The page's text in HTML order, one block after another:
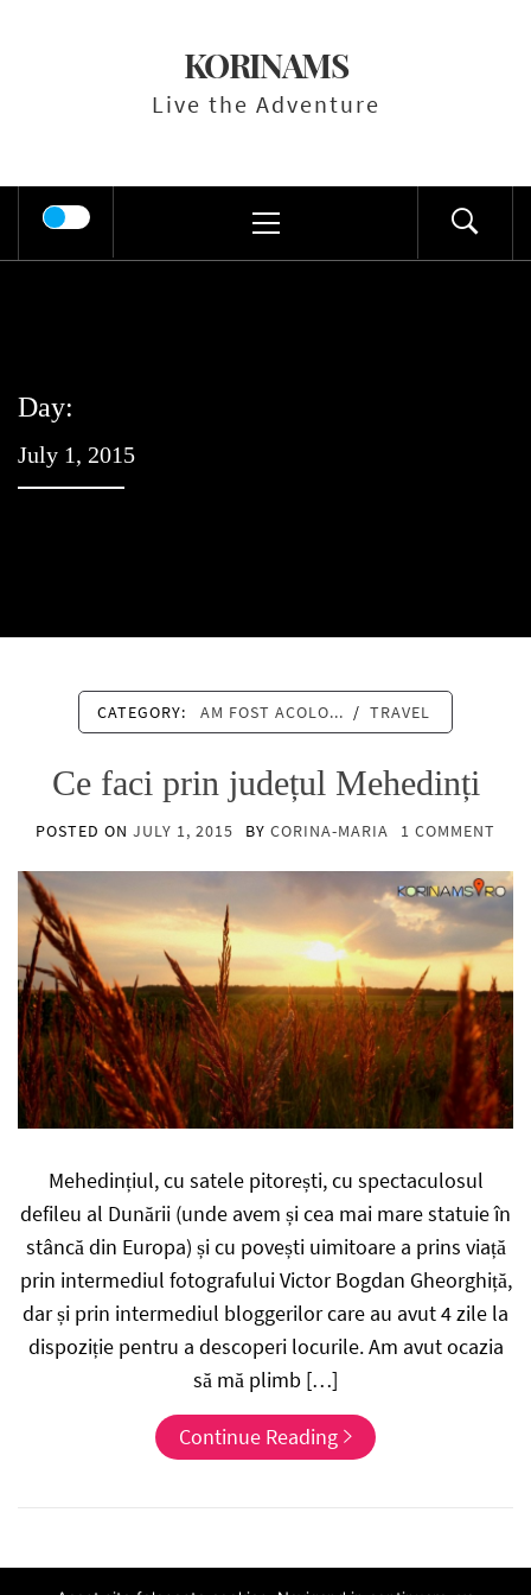
KORINAMS
Live the Adventure
Menu
Day:
July 1, 2015
CATEGORY: AM FOST ACOLO... / TRAVEL
Ce faci prin județul Mehedinți
POSTED ON JULY 1, 2015 BY CORINA-MARIA 1 COMMENT
Mehedințiul, cu satele pitorești, cu spectaculosul
defileu al Dunării (unde avem și cea mai mare statuie în
stâncă din Europa) și cu povești uimitoare a prins viață
prin intermediul fotografului Victor Bogdan Gheorghiță,
dar și prin intermediul bloggerilor care au avut 4 zile la
dispoziție pentru a descoperi locurile. Am avut ocazia
să mă plimb […]
Continue Reading